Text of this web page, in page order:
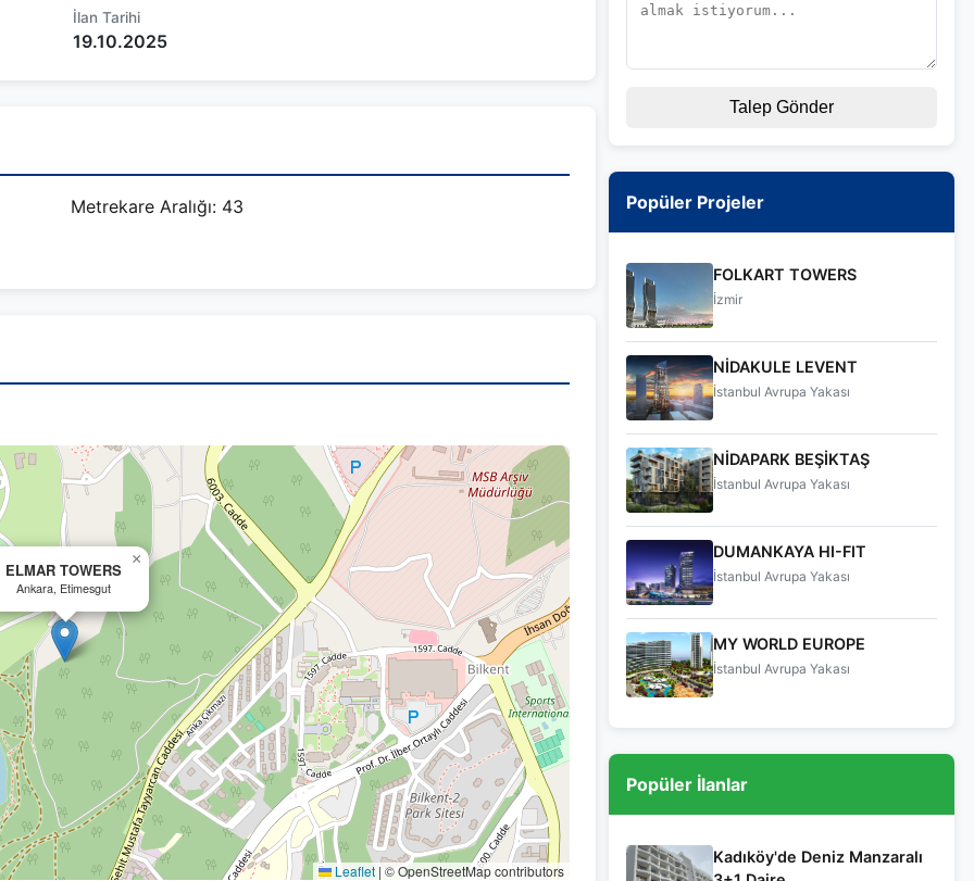
İlan Tarihi
19.10.2025
Metrekare Aralığı: 43
ELMAR TOWERS
Ankara, Etimesgut
×
Leaflet | © OpenStreetMap contributors
Talep Gönder
Popüler Projeler
FOLKART TOWERS
İzmir
NİDAKULE LEVENT
İstanbul Avrupa Yakası
NİDAPARK BEŞİKTAŞ
İstanbul Avrupa Yakası
DUMANKAYA HI-FIT
İstanbul Avrupa Yakası
MY WORLD EUROPE
İstanbul Avrupa Yakası
Popüler İlanlar
Kadıköy'de Deniz Manzaralı